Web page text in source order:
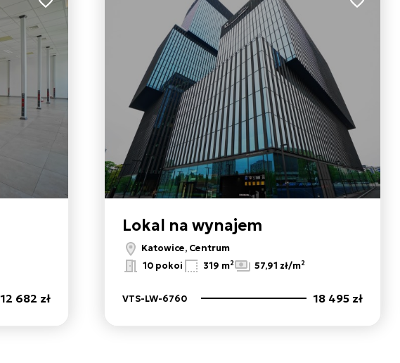
Dodaj do ulubionych
12 682 zł
Dodaj do
Lokal na wynajem
Katowice, Centrum
10 pokoi 319 m2 57,91 zł/m2
VTS-LW-6760 18 495 zł